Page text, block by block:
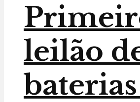
leilão